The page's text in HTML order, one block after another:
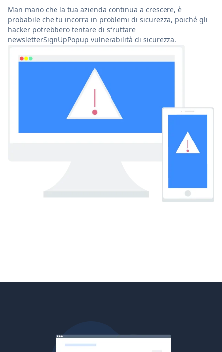
Man mano che la tua azienda continua a crescere, è
probabile che tu incorra in problemi di sicurezza, poiché gli
hacker potrebbero tentare di sfruttare
newsletterSignUpPopup vulnerabilità di sicurezza.